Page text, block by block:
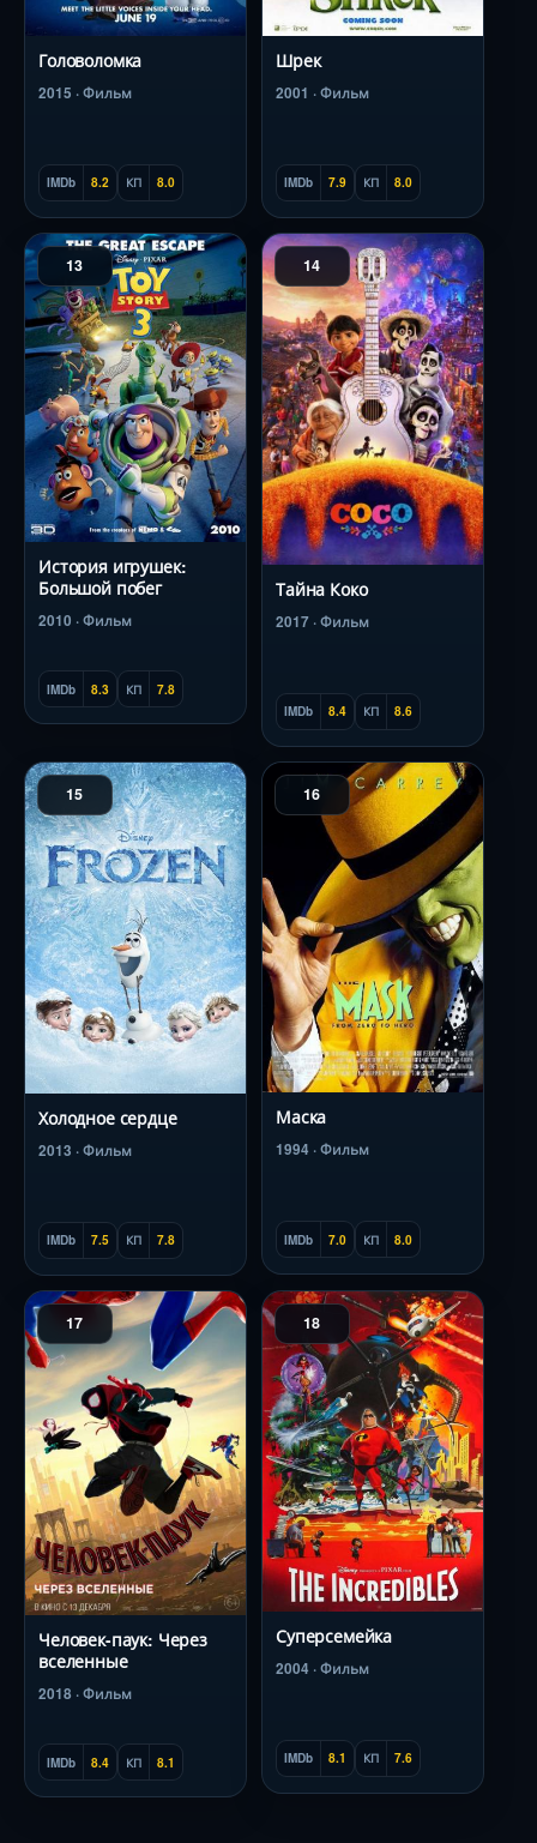
Головоломка
2015 · Фильм
IMDb 8.2 КП 8.0
Шрек
2001 · Фильм
IMDb 7.9 КП 8.0
13
История игрушек:
Большой побег
2010 · Фильм
IMDb 8.3 КП 7.8
14
Тайна Коко
2017 · Фильм
IMDb 8.4 КП 8.6
15
Холодное сердце
2013 · Фильм
IMDb 7.5 КП 7.8
16
Маска
1994 · Фильм
IMDb 7.0 КП 8.0
17
Человек-паук: Через
вселенные
2018 · Фильм
IMDb 8.4 КП 8.1
18
Суперсемейка
2004 · Фильм
IMDb 8.1 КП 7.6